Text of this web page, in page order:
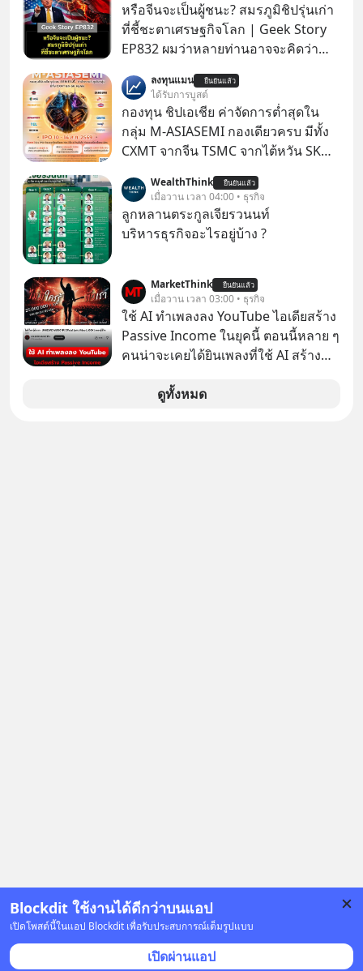
Blockdit ใช้งานได้ดีกว่าบนแอป
เปิดโพสต์นี้ในแอป Blockdit เพื่อรับประสบการณ์เต็มรูปแบบ
เปิดผ่านแอป
หรือจีนจะเป็นผู้ชนะ? สมรภูมิชิปรุ่นเก่า
ที่ชี้ชะตาเศรษฐกิจโลก | Geek Story
EP832 ผมว่าหลายท่านอาจจะคิดว่า
คิดใหม่ได้เลยครับ! ในขณะที่โลกโฟกัส
ชิป 3 นาโนเมตร แต่จีนกำลังเดินเกมที่
น่ากลัวกว่า โดยการเข้ายึดครองตลาด
‘Legacy Chips’ หรือชิปรุ่นเก่า ฟังดูไร้
EV, อุปกรณ์การแพทย์ ไปจนถึง
ขีปนาวุธ! จีนกำลังใช้ ‘Playbook’ เดิมที่
เคยใช้ถล่มตลาดโซล่าเซลล์มาแล้ว คือ
การทุ่มเงินอุดหนุนมหาศาลจนราคาพัง
อาจต้องยอมจำนนและส่งมอบกุญแจ
ควบคุมโลกฮาร์ดแวร์ให้คู่แข่งอย่าง
ถาวร สงครามที่โลกมองข้ามนี้ดุเดือด
แค่ไหน? เลือกฟังกันได้เลยนะครับ อย่า
ลืมกด Follow ติดตาม PodCast ช่อง
ด้วยนะครับ 🎧 ฟังผ่าน Spotify :
ลงทุนแมน ยืนยันแล้ว
ได้รับการบูสต์
กองทุน ชิปเอเชีย ค่าจัดการต่ำสุดใน
กลุ่ม M-ASIASEMI กองเดียวครบ มีทั้ง
CXMT จากจีน TSMC จากไต้หวัน SK
WealthThink ยืนยันแล้ว
เมื่อวาน เวลา 04:00 • ธุรกิจ
ลูกหลานตระกูลเจียรวนนท์
บริหารธุรกิจอะไรอยู่บ้าง ?
MarketThink ยืนยันแล้ว
เมื่อวาน เวลา 03:00 • ธุรกิจ
ใช้ AI ทำเพลงลง YouTube ไอเดียสร้าง
Passive Income ในยุคนี้ ตอนนี้หลาย ๆ
คนน่าจะเคยได้ยินเพลงที่ใช้ AI สร้าง
รู้ตัวเรา” จากช่องชื่อว่า UNHEARD
ดูทั้งหมด
โฆษณา